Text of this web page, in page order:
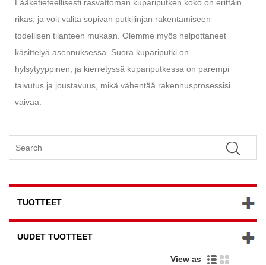
Lääketieteellisesti rasvattoman kupariputken koko on erittäin
rikas, ja voit valita sopivan putkilinjan rakentamiseen
todellisen tilanteen mukaan. Olemme myös helpottaneet
käsittelyä asennuksessa. Suora kupariputki on
hylsytyyppinen, ja kierretyssä kupariputkessa on parempi
taivutus ja joustavuus, mikä vähentää rakennusprosessisi
vaivaa.
TUOTTEET
UUDET TUOTTEET
View as